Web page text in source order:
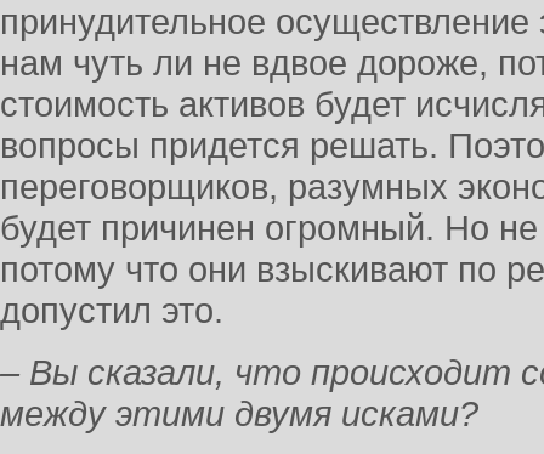
принудительное
нам чуть ли не вдвое дороже,
стоимость активов будет
вопросы придется решать.
переговорщиков, разумных
будет причинен огромный. Но не
потому что они взыскивают по
допустил это.
– Вы сказали, что происходит
между этими двумя исками?